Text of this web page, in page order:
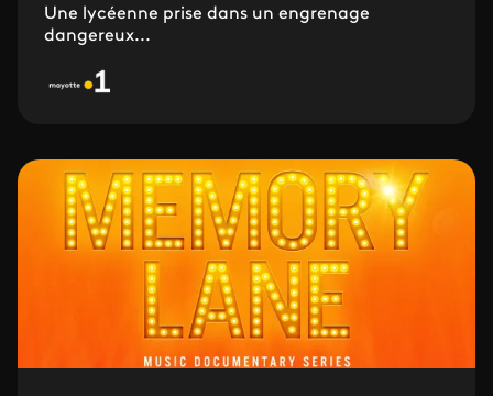
Une lycéenne prise dans un engrenage
dangereux...